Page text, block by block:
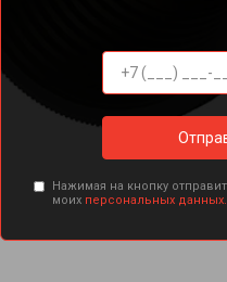
Нажимая на кнопку
моих персональных данных.